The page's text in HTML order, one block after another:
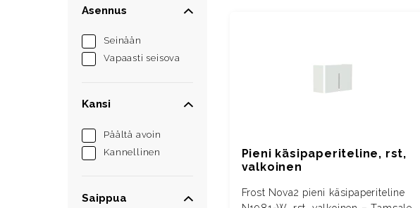
Asennus
Seinään
Vapaasti seisova
Kansi
Päältä avoin
Kannellinen
Saippua
Pieni käsipaperiteline, rst,
valkoinen
Frost Nova2 pieni käsipaperiteline